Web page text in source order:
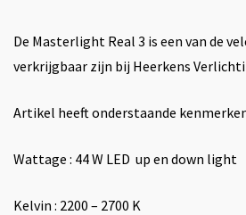
De Masterlight Real 3 is een van de
verkrijgbaar zijn bij Heerkens
Artikel heeft onderstaande
Wattage : 44 W LED up en down light
Kelvin : 2200 – 2700 K